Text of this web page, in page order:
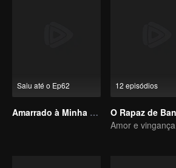
Saiu até o Ep62
Amarrado à Minha Esposa Desaparecida
12 episódios
Amor e vingança